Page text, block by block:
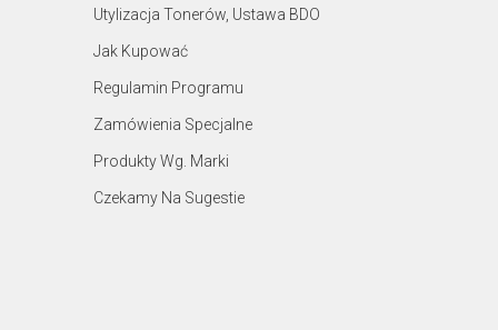
Utylizacja Tonerów, Ustawa BDO
Jak Kupować
Regulamin Programu
Zamówienia Specjalne
Produkty Wg. Marki
Czekamy Na Sugestie